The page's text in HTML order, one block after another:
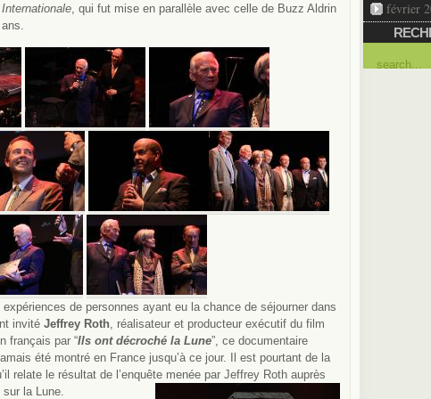
, qui fut mise en parallèle avec celle de Buzz Aldrin
de personnes ayant eu la chance de séjourner dans
invité Jeffrey Roth, réalisateur et producteur exécutif du film
français par “Ils ont décroché la Lune”, ce documentaire
été montré en France jusqu’à ce jour. Il est pourtant de la
relate le résultat de l’enquête menée par Jeffrey Roth auprès
la Lune.
février